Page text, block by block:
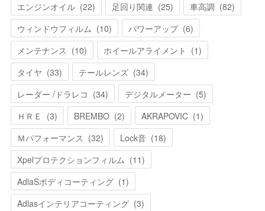
エンジンオイル (22) 足回り関連 (25) 車高調 (82)
ウィンドウフィルム (10) パワーアップ (6)
メンテナンス (10) ホイールアライメント (1)
タイヤ (33) テールレンズ (34)
レーダー /ドラレコ (34) デジタルメーター (5)
ＨＲＥ
(3) BREMBO (2) AKRAPOVIC (1)
Ｍパフォーマンス (32) Lock音 (18)
Xpelプロテクションフィルム (11)
AdlaSボディコーティング (1)
Adlasインテリアコーティング (3)